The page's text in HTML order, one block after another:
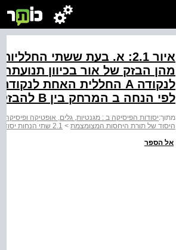
איור ‭:2.1‬ א. בעת ששתי
מהן הבזק של אור בכיוון
לפי הנחה ב המרחק בין B להבזק שווה למרחק בין C להבזק.
מתוך:יסודות הפיסיקה ב : מגנטיות, גלים, אופטיקה ופיסיקה מודרנית -
היסוד של תורת היחסות המצומצמת > 2.1 שתי הנחות יסוד
אל הספר